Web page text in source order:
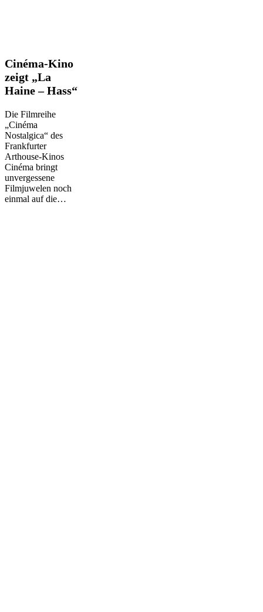
Cinéma-
Kino
zeigt
„La
–
Hass“
Cinéma-Kino
zeigt „La
Haine – Hass“
Die Filmreihe
„Cinéma
Nostalgica“ des
Frankfurter
Arthouse-Kinos
Cinéma bringt
unvergessene
Filmjuwelen noch
einmal auf die…